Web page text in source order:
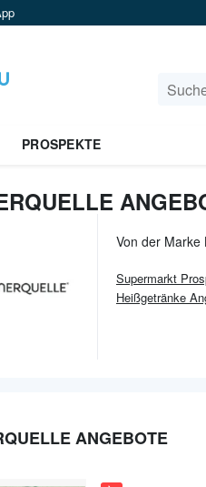
PROSPEKTE
Von der Marke
Supermarkt
Heißgetränke
ANGEBOTE